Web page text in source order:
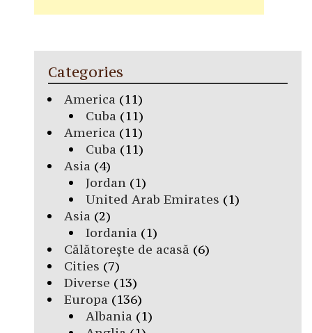
Categories
America (11)
Cuba (11)
America (11)
Cuba (11)
Asia (4)
Jordan(1)
United Arab Emirates (1)
Asia (2)
Iordania (1)
Călătorește de acasă (6)
Cities (7)
Diverse (13)
Europa (136)
Albania (1)